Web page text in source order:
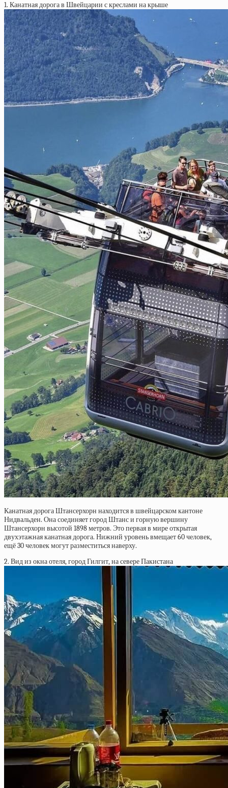
1. Канатная дорога в Швейцарии с креслами на крыше
Канатная дорога Штансерхорн находится в швейцарском кантоне
Нидвальден. Она соединяет город Штанс и горную вершину
Штансерхорн высотой 1898 метров. Это первая в мире открытая
двухэтажная канатная дорога. Нижний уровень вмещает 60 человек,
ещё 30 человек могут разместиться наверху.
2. Вид из окна отеля, город Гилгит, на севере Пакистана